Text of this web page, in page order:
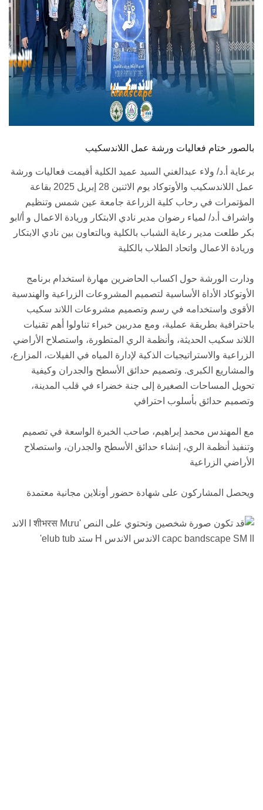
بالصور ختام فعاليات ورشة عمل اللاندسكيب
برعاية أ.د/ ولاء عبدالغني السيد عميد الكلية أقيمت فعاليات ورشة
عمل اللاندسكيب والأوتوكاد يوم الاثنين 28 إبريل 2025 بقاعة
المؤتمرات في رحاب كلية الزراعة جامعة عين شمس وتنظيم
واشراف أ.د/ لمياء رضوان مدير نادي الابتكار وريادة الاعمال و أ/ابو
بكر طلعت مدير رعاية الشباب بالكلية وبالتعاون بين نادي الابتكار
وريادة الاعمال واتحاد الطلاب بالكلية
ودارت الورشة حول اكساب الحاضرين مهارة استخدام برنامج
الأوتوكاد الأداة الأساسية لتصميم المشروعات الزراعية والهندسية
الأقوى واستخدامه في رسم وتصميم مشروعات اللاند سكيب
باحترافية بطريقة عملية، ومع مدربين خبراء تناولوا أهم تقنيات
اللاند سكيب الحديثة، وأنظمة الري المتطورة، واستصلاح الأراضي
الزراعية والاستراتيجيات الذكية لإدارة المياه في الفيلات، المزارع،
والمشاريع الكبرى. وتصميم حدائق الأسطح والجدران وكيفية
تحويل المساحات الصغيرة إلى جنة خضراء في قلب المدينة،
وتصميم حدائق بأسلوب احترافي
مع المهندس محمد إبراهيم، صاحب الخبرة الواسعة في تصميم
وتنفيذ أنظمة الري، إنشاء حدائق الأسطح والجدران، واستصلاح
الأراضي الزراعية
ويحصل المشاركون على شهادة حضور أونلاين مجانية معتمدة